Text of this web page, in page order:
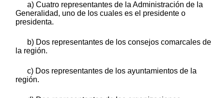
a) Cuatro representantes de la Administración de la
Generalidad, uno de los cuales es el presidente o
presidenta.
b) Dos representantes de los consejos comarcales de
la región.
c) Dos representantes de los ayuntamientos de la
región.